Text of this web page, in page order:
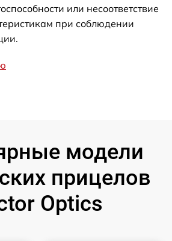
или несоответствие
при соблюдении
модели
прицелов
Optics